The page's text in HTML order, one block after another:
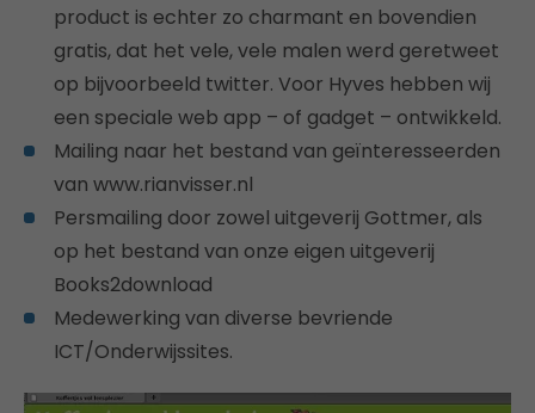
product is echter zo charmant en bovendien
gratis, dat het vele, vele malen werd geretweet
op bijvoorbeeld twitter. Voor Hyves hebben wij
een speciale web app – of gadget – ontwikkeld.
Mailing naar het bestand van geïnteresseerden
van www.rianvisser.nl
Persmailing door zowel uitgeverij Gottmer, als
op het bestand van onze eigen uitgeverij
Books2download
Medewerking van diverse bevriende
ICT/Onderwijssites.